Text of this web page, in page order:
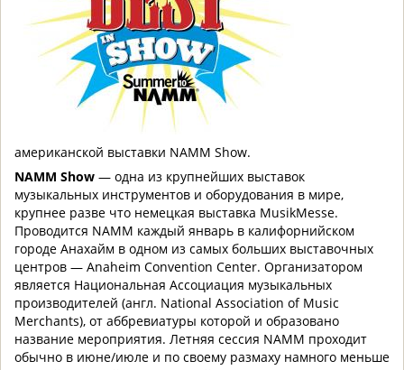
американской выставки NAMM Show.
NAMM Show — одна из крупнейших выставок
музыкальных инструментов и оборудования в мире,
крупнее разве что немецкая выставка MusikMessе.
Проводится NAMM каждый январь в калифорнийском
городе Анахайм в одном из самых больших выставочных
центров — Anaheim Convention Center. Организатором
является Национальная Ассоциация музыкальных
производителей (англ. National Association of Music
Merchants), от аббревиатуры которой и образовано
название мероприятия. Летняя сессия NAMM проходит
обычно в июне/июле и по своему размаху намного меньше